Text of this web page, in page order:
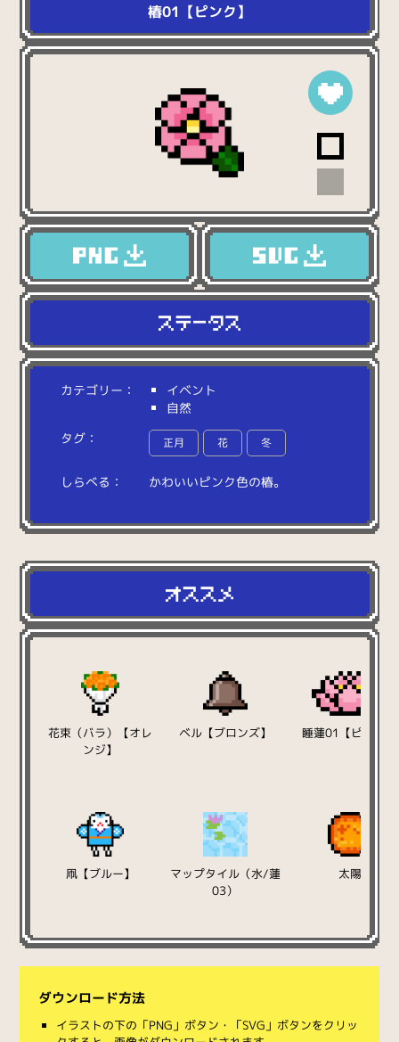
椿01【ピンク】
カテゴリー：
イベント
自然
タグ：
正月 花 冬
しらべる： かわいいピンク色の椿。
花束（バラ）【オレ
ンジ】
ベル【ブロンズ】 睡蓮01【ピンク】
凧【ブルー】
マップタイル（水/蓮
03）
太陽
ダウンロード方法
イラストの下の「PNG」ボタン・「SVG」ボタンをクリッ